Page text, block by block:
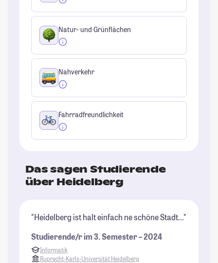
Natur- und Grünflächen
Nahverkehr
Fahrradfreundlichkeit
Das sagen Studierende
über Heidelberg
"Heidelberg ist halt einfach ne schöne Stadt..."
Studierende/r im 3. Semester – 2024
Informatik
Ruprecht-Karls-Universität Heidelberg